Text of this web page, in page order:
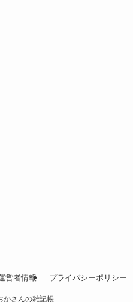
営者情報 プライバシーポリシー
かさんの雑記帳.